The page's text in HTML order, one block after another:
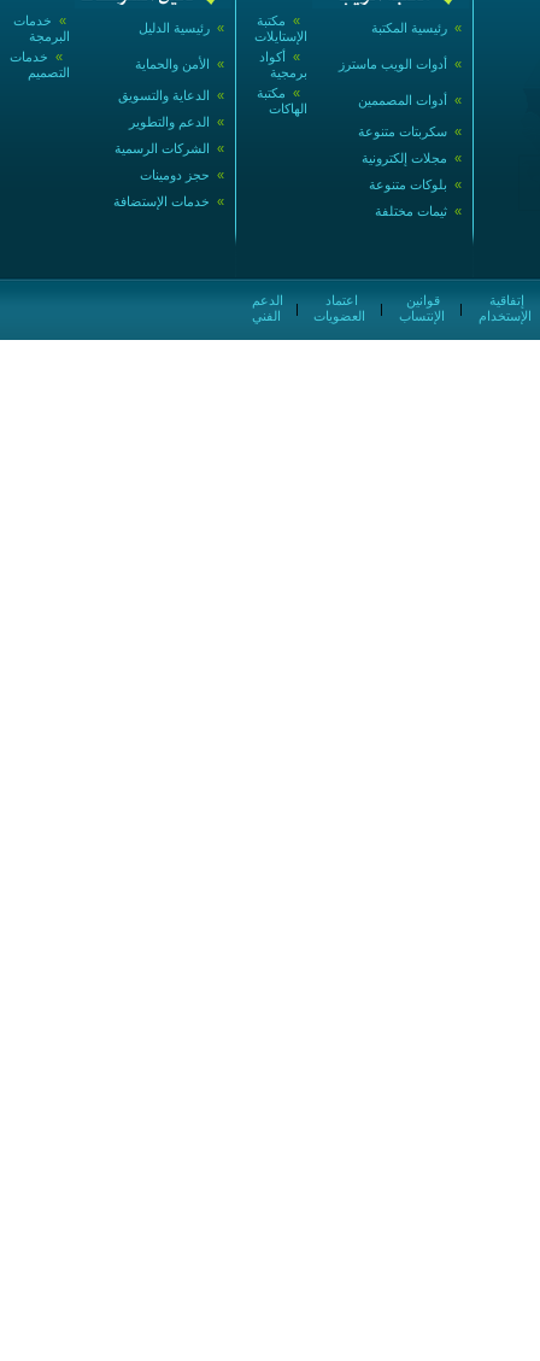
» خدمات
البرمجة
» رئيسية الدليل
» خدمات
التصميم
» الأمن والحماية
» الدعاية والتسويق
» الدعم والتطوير
» الشركات الرسمية
» حجز دومينات
» خدمات الإستضافة
» مكتبة
الإستايلات
» رئيسية المكتبة
» أكواد
برمجية
» أدوات الويب ماسترز
» مكتبة
الهاكات
» أدوات المصممين
» سكربتات متنوعة
» مجلات إلكترونية
» بلوكات متنوعة
» ثيمات مختلفة
الفني
|
العضويات
|
الإنتساب
|
الإستخدام